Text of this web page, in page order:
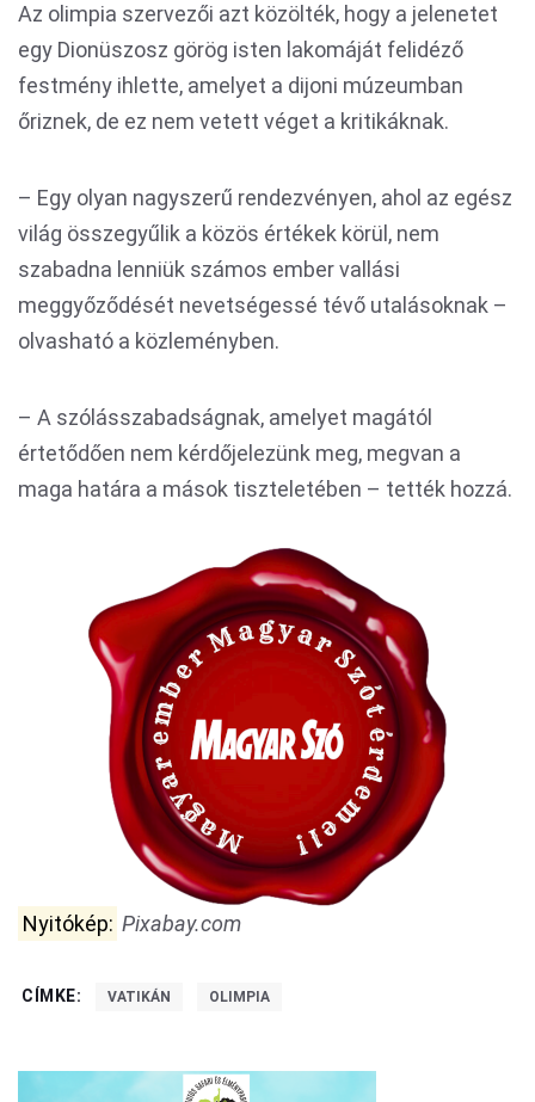
Az olimpia szervezői azt közölték, hogy a jelenetet
egy Dionüszosz görög isten lakomáját felidéző
festmény ihlette, amelyet a dijoni múzeumban
őriznek, de ez nem vetett véget a kritikáknak.
– Egy olyan nagyszerű rendezvényen, ahol az egész
világ összegyűlik a közös értékek körül, nem
szabadna lenniük számos ember vallási
meggyőződését nevetségessé tévő utalásoknak –
olvasható a közleményben.
– A szólásszabadságnak, amelyet magától
értetődően nem kérdőjelezünk meg, megvan a
maga határa a mások tiszteletében – tették hozzá.
Nyitókép: Pixabay.com
CÍMKE: VATIKÁN OLIMPIA